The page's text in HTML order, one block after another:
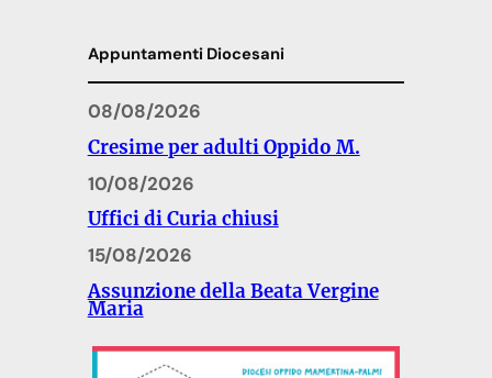
Appuntamenti Diocesani
08/08/2026
Cresime per adulti Oppido M.
10/08/2026
Uffici di Curia chiusi
15/08/2026
Assunzione della Beata Vergine
Maria